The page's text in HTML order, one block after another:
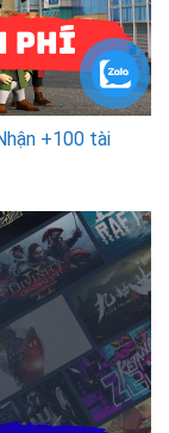
+100 tài